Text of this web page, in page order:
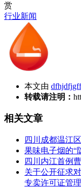
赏
行业新闻
本文由
转载请注明：
相关文章
四川成都温江
果味电子烟的“
四川内江首例
关于公开征求
专卖许可证管